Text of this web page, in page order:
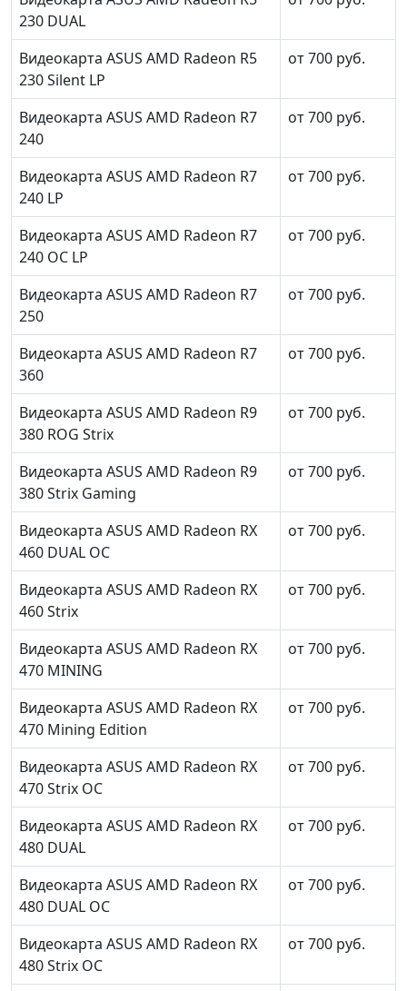
230 DUAL
Видеокарта ASUS AMD Radeon R5
230 Silent LP
от 700 руб.
Видеокарта ASUS AMD Radeon R7
240
от 700 руб.
Видеокарта ASUS AMD Radeon R7
240 LP
от 700 руб.
Видеокарта ASUS AMD Radeon R7
240 OC LP
от 700 руб.
Видеокарта ASUS AMD Radeon R7
250
от 700 руб.
Видеокарта ASUS AMD Radeon R7
360
от 700 руб.
Видеокарта ASUS AMD Radeon R9
380 ROG Strix
от 700 руб.
Видеокарта ASUS AMD Radeon R9
380 Strix Gaming
от 700 руб.
Видеокарта ASUS AMD Radeon RX
460 DUAL OC
от 700 руб.
Видеокарта ASUS AMD Radeon RX
460 Strix
от 700 руб.
Видеокарта ASUS AMD Radeon RX
470 MINING
от 700 руб.
Видеокарта ASUS AMD Radeon RX
470 Mining Edition
от 700 руб.
Видеокарта ASUS AMD Radeon RX
470 Strix OC
от 700 руб.
Видеокарта ASUS AMD Radeon RX
480 DUAL
от 700 руб.
Видеокарта ASUS AMD Radeon RX
480 DUAL OC
от 700 руб.
Видеокарта ASUS AMD Radeon RX
480 Strix OC
от 700 руб.